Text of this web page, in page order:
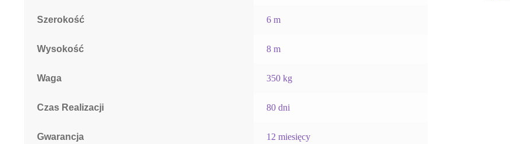
Szerokość 6 m
Wysokość 8 m
Waga 350 kg
Czas Realizacji 80 dni
Gwarancja 12 miesięcy